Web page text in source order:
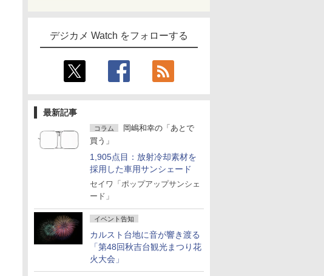
デジカメ Watch をフォローする
最新記事
コラム
岡嶋和幸の「あとで
買う」
1,905点目：放射冷却素材を
採用した車用サンシェード
セイワ「ポップアップサンシェ
ード」
イベント告知
カルスト台地に音が響き渡る
「第48回秋吉台観光まつり花
火大会」